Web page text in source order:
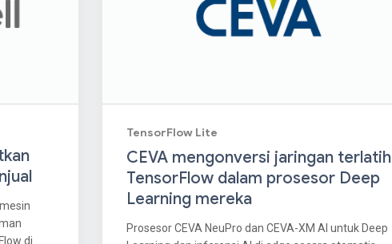
di
TensorFlow Lite
CEVA mengonversi jaringan terlatih
TensorFlow dalam prosesor Deep
Learning mereka
Prosesor CEVA NeuPro dan CEVA-XM AI untuk Deep